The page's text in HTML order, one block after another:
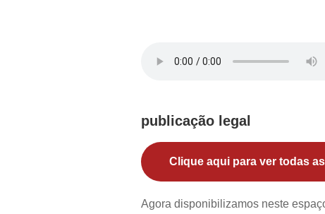
publicação legal
Clique aqui para ver todas
Agora disponibilizamos neste